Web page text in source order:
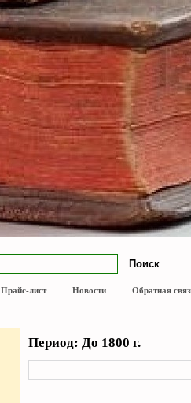
Прайс-лист Новости Обратная
Период: До 1800 г.